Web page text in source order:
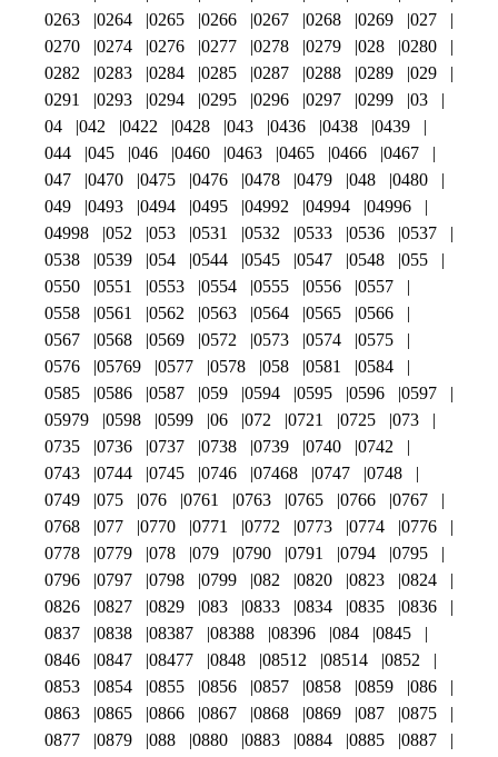
0263
0264 0265 0266 0267 0268 0269
027
0270
0274 0276 0277 0278 0279 028
0280
0282
0283 0284 0285 0287 0288 0289
029
0291
0293 0294 0295 0296 0297 0299
03
04
042 0422 0428 043 0436 0438
0439
044
045 046 0460 0463 0465 0466
0467
047
0470 0475 0476 0478 0479 048
0480
049
0493 0494 0495 04992 04994
04996
04998
052 053 0531 0532 0533 0536
0537
0538
0539 054 0544 0545 0547 0548
055
0550
0551 0553 0554 0555 0556
0557
0558
0561 0562 0563 0564 0565
0566
0567
0568 0569 0572 0573 0574
0575
0576
05769 0577 0578 058 0581
0584
0585
0586 0587 059 0594 0595 0596
0597
05979
0598 0599 06 072 0721 0725
073
0735
0736 0737 0738 0739 0740
0742
0743
0744 0745 0746 07468 0747
0748
0749
075 076 0761 0763 0765 0766
0767
0768
077 0770 0771 0772 0773 0774
0776
0778
0779 078 079 0790 0791 0794
0795
0796
0797 0798 0799 082 0820 0823
0824
0826
0827 0829 083 0833 0834 0835
0836
0837
0838 08387 08388 08396 084
0845
0846
0847 08477 0848 08512 08514
0852
0853
0854 0855 0856 0857 0858 0859
086
0863
0865 0866 0867 0868 0869 087
0875
0877
0879 088 0880 0883 0884 0885
0887